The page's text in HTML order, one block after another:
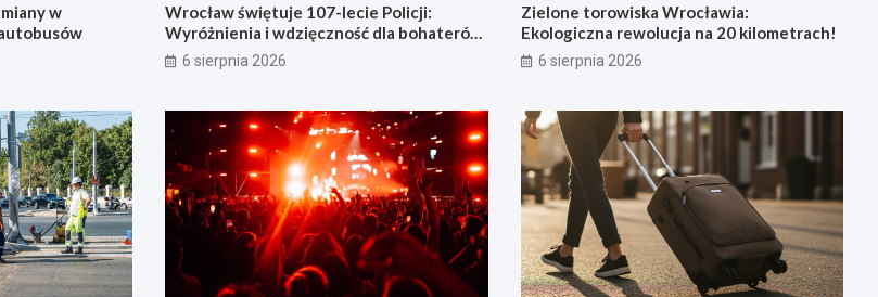
w
Wrocław świętuje 107-lecie Policji:
Wyróżnienia i wdzięczność dla bohaterów
codzienności
6 sierpnia 2026
Zielone torowiska Wrocławia:
Ekologiczna rewolucja na 20 kilometrach!
6 sierpnia 2026